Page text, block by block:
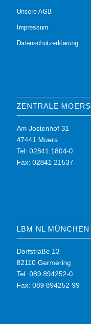
Unsere AGB
Impressum
Datenschutzerklärung
ZENTRALE MOERS
Am Jostenhof 31
47441 Moers
Tel: 02841 1804-0
Fax: 02841 21537
LBM NL MÜNCHEN
Dorfstraße 13
82110 Germering
Tel: 089 894252-0
Fax: 089 894252-99